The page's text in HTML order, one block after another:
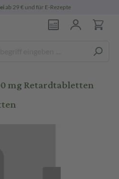
ab 29 € und für E-Rezepte
mg Retardtabletten